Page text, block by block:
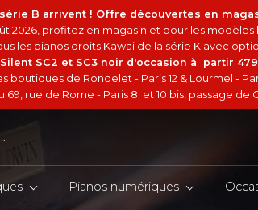
B arrivent ! Offre découvertes en
2026, profitez en magasin et pour les
les pianos droits Kawai de la série K avec
Silent SC2 et SC3 noir d'occasion à partir
boutiques de Rondelet - Paris 12 & Lourmel -
69, rue de Rome - Paris 8 et 10 bis, passage
Pianos numériques